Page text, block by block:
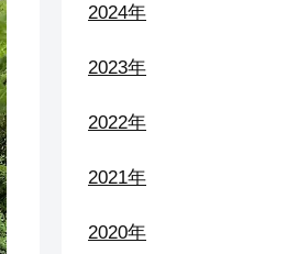
2024年
2023年
2022年
2021年
2020年